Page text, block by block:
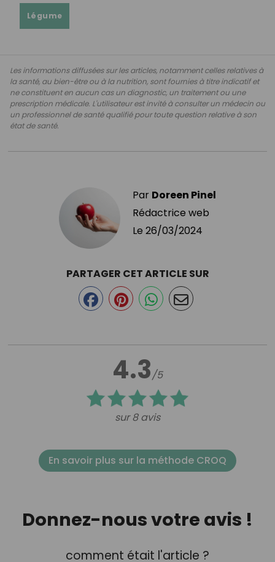
Légume
Les informations diffusées sur les articles, notamment celles relatives à
la santé, au bien-être ou à la nutrition, sont fournies à titre indicatif et
ne constituent en aucun cas un diagnostic, un traitement ou une
prescription médicale. L'utilisateur est invité à consulter un médecin ou
un professionnel de santé qualifié pour toute question relative à son
état de santé.
Par Doreen Pinel
Rédactrice web
Le 26/03/2024
4.3/5
sur 8 avis
PARTAGER CET ARTICLE SUR
En savoir plus sur la méthode CROQ
Donnez-nous votre avis !
comment était l'article ?